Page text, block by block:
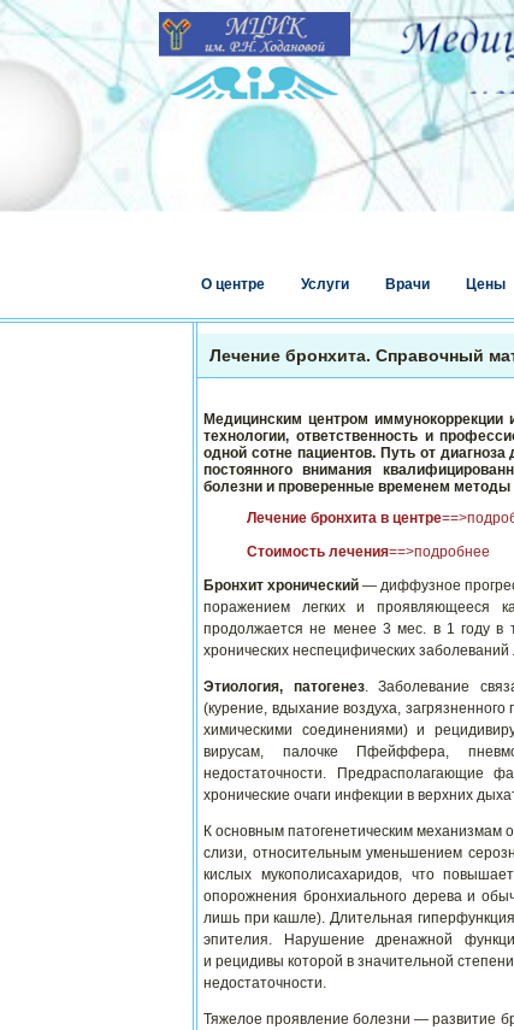
О центре Услуги Врачи Цены
Лечение бронхита. Справочный
Медицинским центром
технологии, ответственность и
одной сотне пациентов. Путь от
постоянного внимания
болезни и проверенные временем методы
Лечение бронхита в центре
Стоимость лечения==>подробнее
Бронхит хронический — диффузное
поражением легких и проявляющееся
продолжается не менее 3 мес. в 1 году в
хронических неспецифических
Этиология, патогенез. Заболевание
(курение, вдыхание воздуха,
химическими соединениями) и
вирусам, палочке Пфейффера,
недостаточности. Предрасполагающие
хронические очаги инфекции в верхних
К основным патогенетическим механизмам
слизи, относительным уменьшением
кислых мукополисахаридов, что
опорожнения бронхиального дерева и
лишь при кашле). Длительная
эпителия. Нарушение дренажной
и рецидивы которой в значительной
недостаточности.
Тяжелое проявление болезни — развитие